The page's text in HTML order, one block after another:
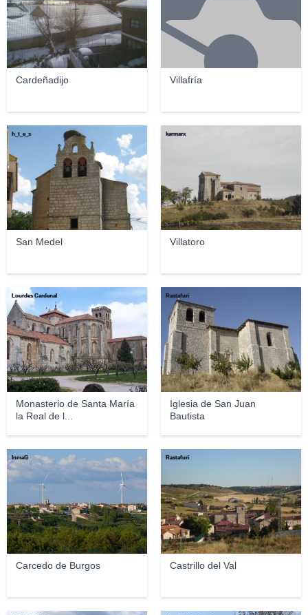
Cardeñadijo Villafría
San Medel
h_t_e_s
Villatoro
karmarx
Monasterio de Santa María
la Real de l...
Lourdes Cardenal
Iglesia de San Juan
Bautista
Rastafuri
Carcedo de Burgos
InmaG
Castrillo del Val
Rastafuri